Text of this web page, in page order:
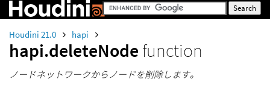
Houdini 21.0 hapi
hapi.deleteNode function
ノードネットワークからノードを削除します。